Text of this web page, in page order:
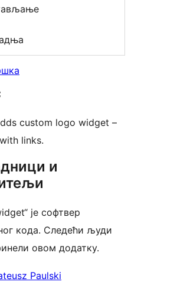
custom logo widget –
links.
и
је софтвер
кода. Следећи људи
овом додатку.
Paulski